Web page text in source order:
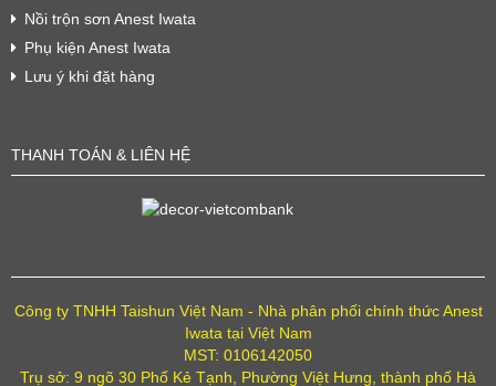
Nồi trộn sơn Anest Iwata
Phụ kiện Anest Iwata
Lưu ý khi đặt hàng
THANH TOÁN & LIÊN HỆ
Công ty TNHH Taishun Việt Nam - Nhà phân phối chính thức Anest
Iwata tại Việt Nam
MST: 0106142050
Trụ sở: 9 ngõ 30 Phố Kẻ Tạnh, Phường Việt Hưng, thành phố Hà